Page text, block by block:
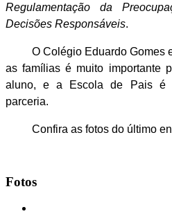
Regulamentação da
Decisões Responsáveis.
O Colégio Eduardo Gomes
as famílias é muito importante
aluno, e a Escola de Pais é
parceria.
Confira as fotos do último
Fotos